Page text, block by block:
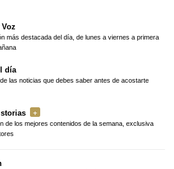
más destacada del día, de lunes a viernes a primera
día
las noticias que debes saber antes de acostarte
de los mejores contenidos de la semana, exclusiva